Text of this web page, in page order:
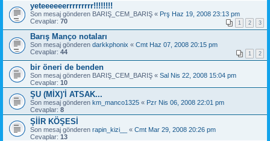
yeteeeeeerrrrrrrrr!!!!!!!!
Son mesaj gönderen BARIŞ_CEM_BARIŞ « Prş Haz 19, 2008 23:13 pm
Cevaplar: 70 1 2 3
Barış Manço notaları
Son mesaj gönderen darkkphonix « Cmt Haz 07, 2008 20:15 pm
Cevaplar: 44 1 2
bir öneri de benden
Son mesaj gönderen BARIŞ_CEM_BARIŞ « Sal Nis 22, 2008 15:04 pm
Cevaplar: 10
ŞU (MİX)'İ ATSAK...
Son mesaj gönderen km_manco1325 « Pzr Nis 06, 2008 22:01 pm
Cevaplar: 8
ŞİİR KÖŞESİ
Son mesaj gönderen rapin_kizi__ « Cmt Mar 29, 2008 20:26 pm
Cevaplar: 13